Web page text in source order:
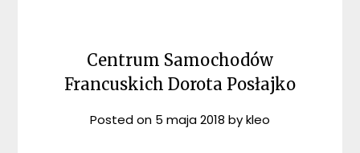
Centrum Samochodów
Francuskich Dorota Posłajko
Posted on 5 maja 2018 bykleo